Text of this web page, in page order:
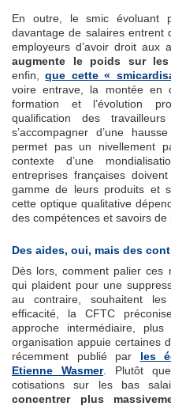
En outre, le smic évoluant
davantage de salaires entrent
employeurs d’avoir droit aux
augmente le poids sur
enfin,que cette «
voire entrave, la montée en
formation et l’évolution
qualification des
s’accompagner d’une
permet pas un nivellement
contexte d’une
entreprises françaises
gamme de leurs produits et
cette optique qualitative
des compétences et savoirs de
Des aides, oui, mais des
Dès lors, comment palier ces
qui plaident pour une
au contraire, souhaitent
efficacité, la CFTC
approche intermédiaire,
organisation appuie certaines
récemment publié par les
Etienne Wasmer. Plutôt
cotisations sur les bas
concentrer plus